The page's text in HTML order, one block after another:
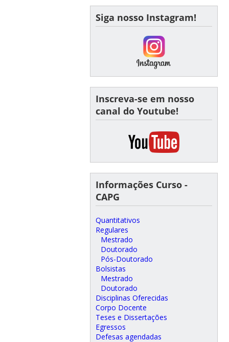
Siga nosso Instagram!
Inscreva-se em nosso
canal do Youtube!
Informações Curso -
CAPG
Quantitativos
Regulares
Mestrado
Doutorado
Pós-Doutorado
Bolsistas
Mestrado
Doutorado
Disciplinas Oferecidas
Corpo Docente
Teses e Dissertações
Egressos
Defesas agendadas